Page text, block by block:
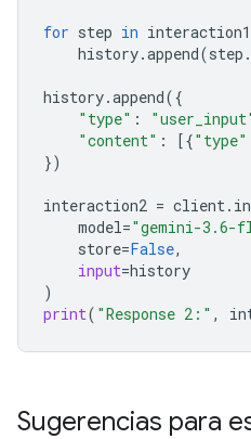
for step in interaction1
history.append(step .
history.append({
"type" :
"content" : [{"type"
})
interaction2 = client.
model="gemini-3.6-
store=False,
input=history
)
print( "Response 2:" ,
Sugerencias para